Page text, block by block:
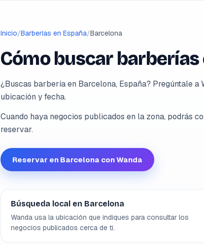
Inicio/Barberías en España/Barcelona
Cómo buscar
¿Buscas barbería en Barcelona, España? Pregúntale
ubicación y fecha.
Cuando haya negocios publicados en la zona, podrás
reservar.
Reservar en Barcelona con Wanda
Búsqueda local en Barcelona
Wanda usa la ubicación que indiques para consultar los
negocios publicados cerca de ti.